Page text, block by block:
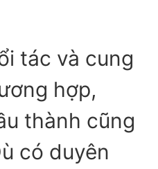
tác và cung
hợp,
thành cũng
có duyên